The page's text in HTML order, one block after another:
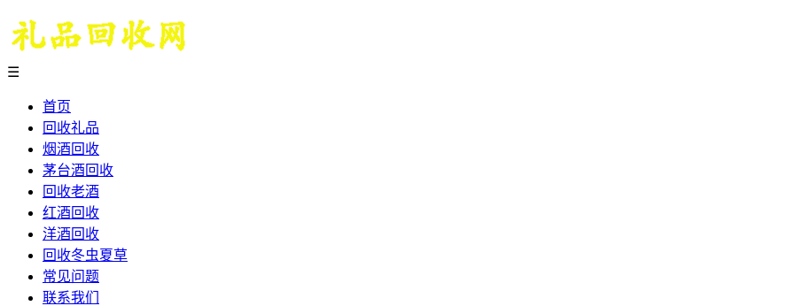
☰
首页
回收礼品
烟酒回收
茅台酒回收
回收老酒
红酒回收
洋酒回收
回收冬虫夏草
常见问题
联系我们